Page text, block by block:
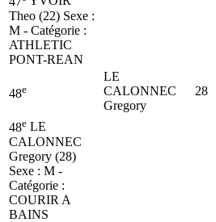
Theo (22) Sexe :
M - Catégorie :
ATHLETIC
PONT-REAN
48e
LE
CALONNEC
Gregory
28
48e LE
CALONNEC
Gregory (28)
Sexe : M -
Catégorie :
COURIR A
BAINS